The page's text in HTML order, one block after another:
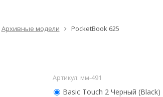
Архивные модели PocketBook 625
Артикул: мм-491
Basic Touch 2 Черный (Black)